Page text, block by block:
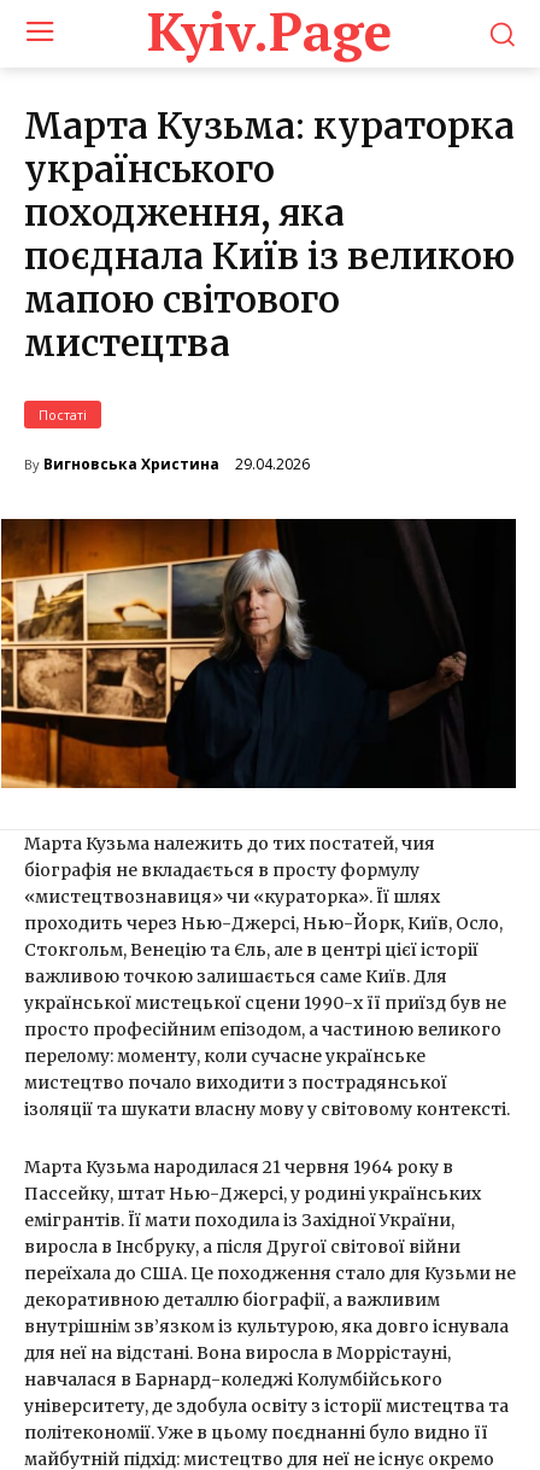
Kyiv.Page
Марта Кузьма: кураторка
українського
походження, яка
поєднала Київ із великою
мапою світового
мистецтва
Постаті
By Вигновська Христина 29.04.2026
Марта Кузьма належить до тих постатей, чия
біографія не вкладається в просту формулу
«мистецтвознавиця» чи «кураторка». Її шлях
проходить через Нью-Джерсі, Нью-Йорк, Київ, Осло,
Стокгольм, Венецію та Єль, але в центрі цієї історії
важливою точкою залишається саме Київ. Для
української мистецької сцени 1990-х її приїзд був не
просто професійним епізодом, а частиною великого
перелому: моменту, коли сучасне українське
мистецтво почало виходити з пострадянської
ізоляції та шукати власну мову у світовому контексті.
Марта Кузьма народилася 21 червня 1964 року в
Пассейку, штат Нью-Джерсі, у родині українських
емігрантів. Її мати походила із Західної України,
виросла в Інсбруку, а після Другої світової війни
переїхала до США. Це походження стало для Кузьми не
декоративною деталлю біографії, а важливим
внутрішнім зв’язком із культурою, яка довго існувала
для неї на відстані. Вона виросла в Моррістауні,
навчалася в Барнард-коледжі Колумбійського
університету, де здобула освіту з історії мистецтва та
політекономії. Уже в цьому поєднанні було видно її
майбутній підхід: мистецтво для неї не існує окремо